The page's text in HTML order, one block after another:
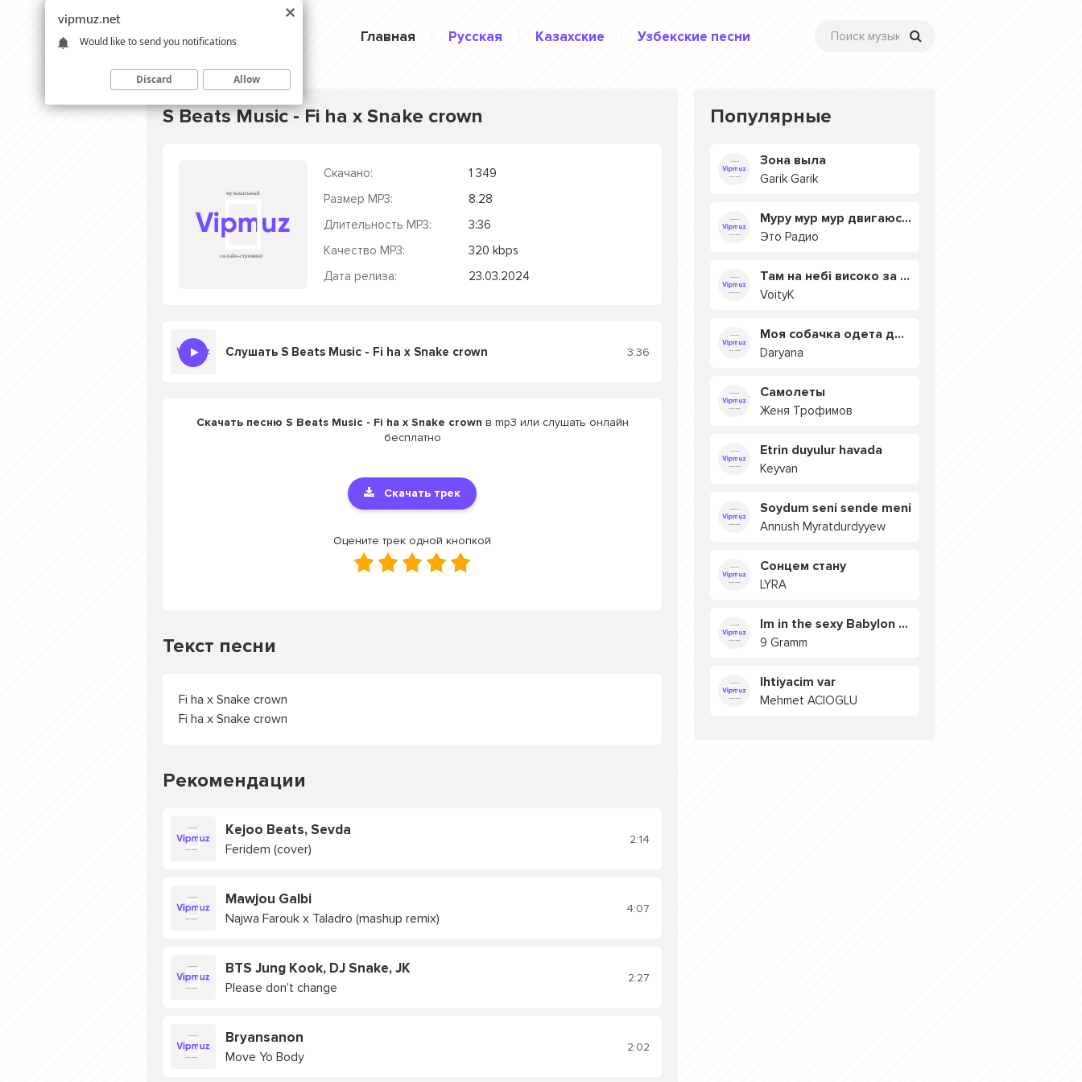
Главная Русская Казахские Узбекские песни
S Beats Music - Fi ha x Snake crown
Скачано:
1 349
Размер MP3:
8.28
Длительность MP3:
3:36
Качество MP3:
320 kbps
Дата релиза:
23.03.2024
Слушать S Beats Music - Fi ha x Snake crown 3:36
Скачать песню S Beats Music - Fi ha x Snake crown в mp3 или слушать онлайн
бесплатно
Скачать трек
Оцените трек одной кнопкой
Текст песни
Fi ha x Snake crown
Fi ha x Snake crown
Рекомендации
Kejoo Beats, Sevda
Feridem (cover)
2:14
Mawjou Galbi
Najwa Farouk x Taladro (mashup remix)
4:07
BTS Jung Kook, DJ Snake, JK
Please don't change
2:27
Bryansanon
Move Yo Body
2:02
Популярные
Зона выла
Garik Garik
Муру мур мур двигаюсь на мурмулях
Это Радио
Там на небі високо за хмарами
VoityK
Моя собачка одета дороже тебя
Daryana
Самолеты
Женя Трофимов
Etrin duyulur havada
Keyvan
Soydum seni sende meni
Annush Myratdurdyyew
Сонцем стану
LYRA
Im in the sexy Babylon БУЯ
9 Gramm
Ihtiyacim var
Mehmet ACIOGLU
vipmuz.net
Would like to send you notifications
Discard Allow